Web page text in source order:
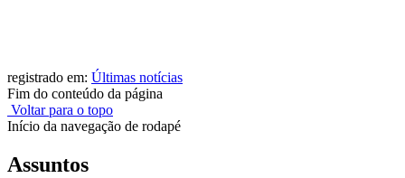
registrado em: Últimas notícias
Fim do conteúdo da página
Voltar para o topo
Início da navegação de rodapé
Assuntos